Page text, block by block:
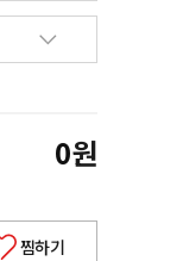
0원
찜하기